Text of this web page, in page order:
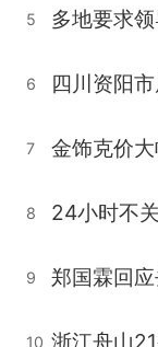
5 多地要求
6 四川资阳
7 金饰克价
8 24小时不
9
10 浙江舟山